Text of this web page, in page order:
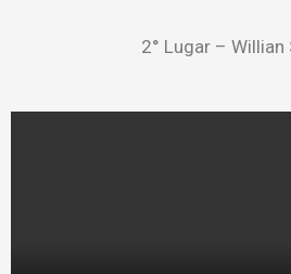
2° Lugar – Willian